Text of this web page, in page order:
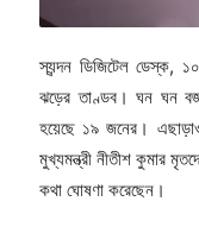
স্যন্দন ডিজিটেল ডেস্ক,
ঝড়ের তাণ্ডব। ঘন ঘন
হয়েছে ১৯ জনের।
মুখ্যমন্ত্রী নীতীশ কুমার
কথা ঘোষণা করেছেন।